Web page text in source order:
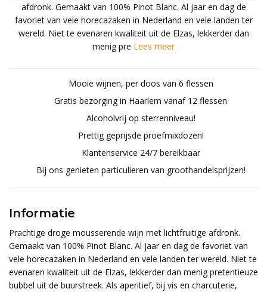
afdronk. Gemaakt van 100% Pinot Blanc. Al jaar en dag de
favoriet van vele horecazaken in Nederland en vele landen ter
wereld. Niet te evenaren kwaliteit uit de Elzas, lekkerder dan
menig pre Lees meer
Mooie wijnen, per doos van 6 flessen
Gratis bezorging in Haarlem vanaf 12 flessen
Alcoholvrij op sterrenniveau!
Prettig geprijsde proefmixdozen!
Klantenservice 24/7 bereikbaar
Bij ons genieten particulieren van groothandelsprijzen!
Informatie
Prachtige droge mousserende wijn met lichtfruitige afdronk.
Gemaakt van 100% Pinot Blanc. Al jaar en dag de favoriet van
vele horecazaken in Nederland en vele landen ter wereld. Niet te
evenaren kwaliteit uit de Elzas, lekkerder dan menig pretentieuze
bubbel uit de buurstreek. Als aperitief, bij vis en charcuterie,